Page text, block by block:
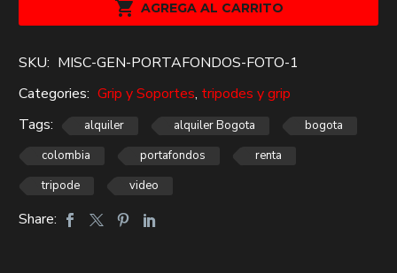
$58,000.
$40,000.
cantidad
 AGREGA AL CARRITO
SKU: MISC-GEN-PORTAFONDOS-FOTO-1
Categories: Grip y Soportes, tripodes y grip
Tags:
alquiler alquiler Bogota
bogota
colombia
portafondos
renta
tripode
video
Share: